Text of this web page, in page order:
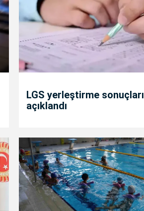
LGS yerleştirme sonuçları
açıklandı